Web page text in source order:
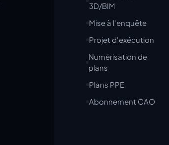
3D/BIM
Mise à l'enquête
Projet d'exécution
Numérisation de
plans
Plans PPE
Abonnement CAO